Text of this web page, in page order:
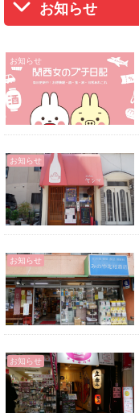
お知らせ
お知らせ
お知らせ
お知らせ
お知らせ